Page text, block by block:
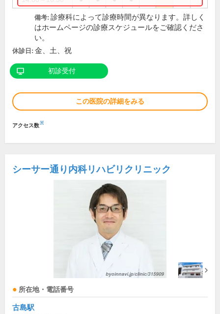
備考: 診療科によって診療時間が異なります。詳しく
はホームページの診療スケジュールをご確認くださ
い。
休診日: 金、土、祝
初診受付
この医院の詳細をみる
アクセス数※
シーサー通り内科リハビリクリニック
所在地・電話番号
古島駅